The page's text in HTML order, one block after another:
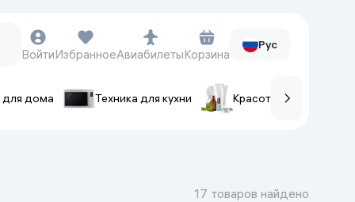
ВойтиИзбранноеАвиабилетыКорзина
Рус
для дома Техника для кухни Красота и уход
17 товаров найдено